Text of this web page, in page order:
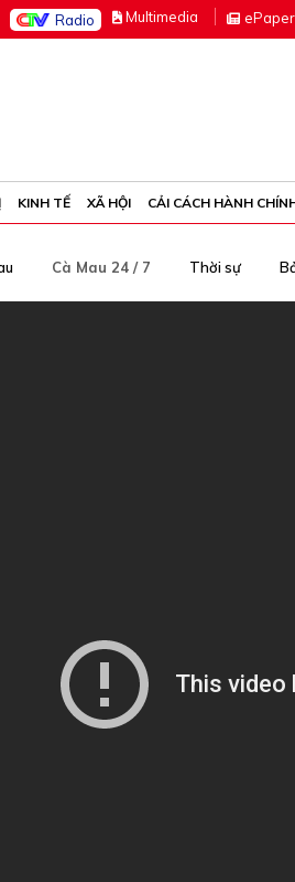
Radio Multimedia ePaper
KINH TẾ XÃ HỘI CẢI CÁCH HÀNH
Cà Mau 24 / 7 Thời sự